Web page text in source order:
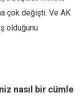
çok değişti. Ve AK
olduğunu
nasıl bir cümle